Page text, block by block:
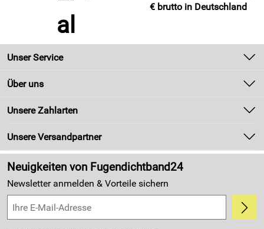
€ brutto in Deutschland
Unser Service
Kontakt
Zahlung und Versand
Kundenlogin
Über uns
Unsere Bestseller
Neu
Made in Germany
Kundenbewertungen (4.405)
5,0/5*****
Unsere Zahlarten
Unsere Versandpartner
Neuigkeiten von Fugendichtband24
Newsletter anmelden & Vorteile sichern